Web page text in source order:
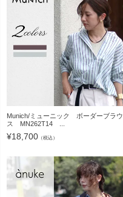
Munich/ミューニック ボーダーブラウ
ス MN262T14 ...
¥18,700 （税込）